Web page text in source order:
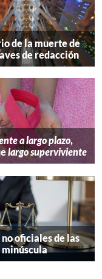
de la muerte de
de redacción
a largo plazo,
largo superviviente
oficiales de las
minúscula